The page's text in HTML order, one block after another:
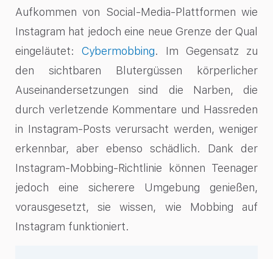
Aufkommen von Social-Media-Plattformen wie
Instagram hat jedoch eine neue Grenze der Qual
eingeläutet: Cybermobbing. Im Gegensatz zu
den sichtbaren Blutergüssen körperlicher
Auseinandersetzungen sind die Narben, die
durch verletzende Kommentare und Hassreden
in Instagram-Posts verursacht werden, weniger
erkennbar, aber ebenso schädlich. Dank der
Instagram-Mobbing-Richtlinie können Teenager
jedoch eine sicherere Umgebung genießen,
vorausgesetzt, sie wissen, wie Mobbing auf
Instagram funktioniert.